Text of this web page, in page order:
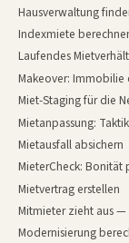
Hausverwaltung
Indexmiete
Laufendes
Makeover:
Miet-Staging für die
Mietanpassung:
Mietausfall absichern
MieterCheck: Bonität
Mietvertrag erstellen
Mitmieter zieht aus —
Modernisierung